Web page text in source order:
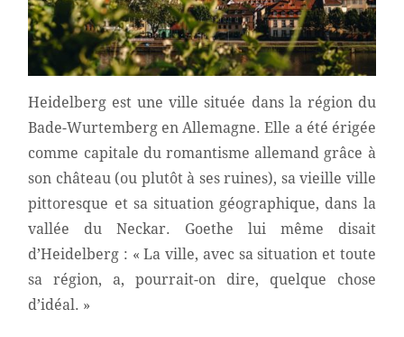
Heidelberg est une ville située dans la région du
Bade-Wurtemberg en Allemagne. Elle a été érigée
comme capitale du romantisme allemand grâce à
son château (ou plutôt à ses ruines), sa vieille ville
pittoresque et sa situation géographique, dans la
vallée du Neckar. Goethe lui même disait
d’Heidelberg : « La ville, avec sa situation et toute
sa région, a, pourrait-on dire, quelque chose
d’idéal. »